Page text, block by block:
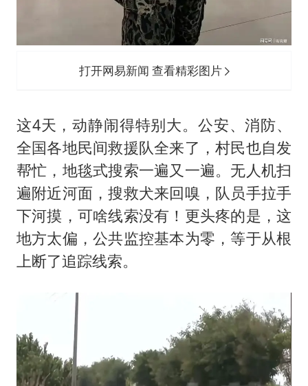
打开网易新闻 查看精彩图片
这4天，动静闹得特别大。公安、消防、
全国各地民间救援队全来了，村民也自发
帮忙，地毯式搜索一遍又一遍。无人机扫
遍附近河面，搜救犬来回嗅，队员手拉手
下河摸，可啥线索没有！更头疼的是，这
地方太偏，公共监控基本为零，等于从根
上断了追踪线索。